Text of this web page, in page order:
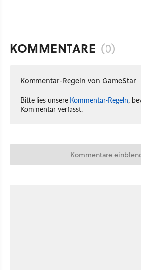
KOMMENTARE (0)
Kommentar-Regeln von GameStar
Bitte lies unsere Kommentar-Regeln,
Kommentar verfasst.
Kommentare